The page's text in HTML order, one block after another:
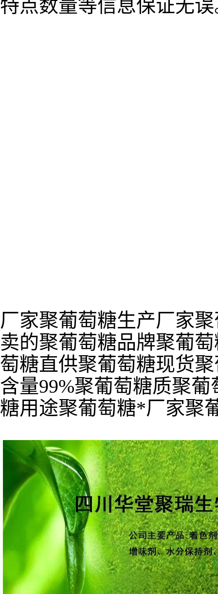
特点数量等信息保证无
厂家聚葡萄糖生产厂家
卖的聚葡萄糖品牌聚葡
萄糖直供聚葡萄糖现货
含量99%聚葡萄糖质聚
糖用途聚葡萄糖*厂家聚